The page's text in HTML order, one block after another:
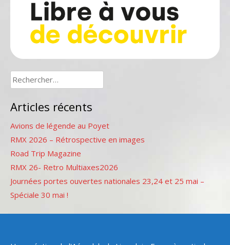
Rechercher :
Articles récents
Avions de légende au Poyet
RMX 2026 – Rétrospective en images
Road Trip Magazine
RMX 26- Retro Multiaxes2026
Journées portes ouvertes nationales 23,24 et 25 mai –
Spéciale 30 mai !